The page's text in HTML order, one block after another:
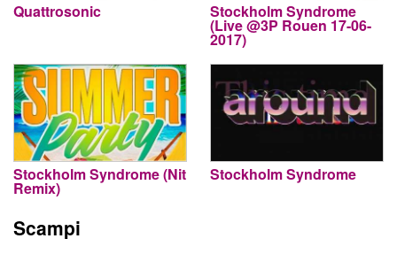
Quattrosonic Stockholm Syndrome
(Live @3P Rouen 17-06-
2017)
Stockholm Syndrome (Nit
Remix)
Stockholm Syndrome
Scampi